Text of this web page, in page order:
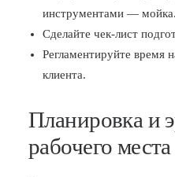
инструментами — мойка.
Сделайте чек-лист
Регламентируйте время
клиента.
Планировка и
рабочего места